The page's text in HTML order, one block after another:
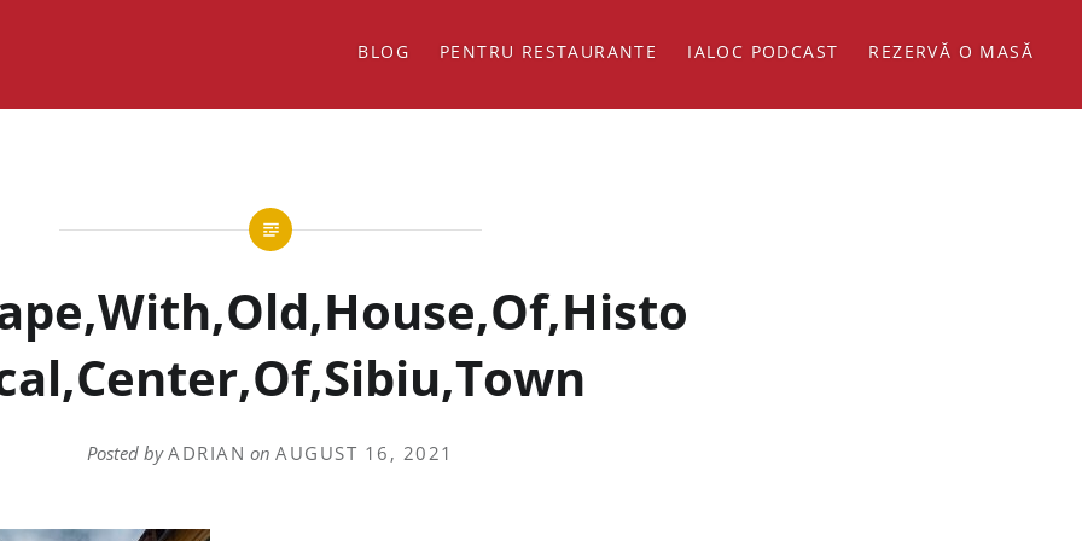
BLOG PENTRU RESTAURANTE IALOC PODCAST REZERVĂ O MASĂ
Posted byADRIAN onAUGUST 16, 2021